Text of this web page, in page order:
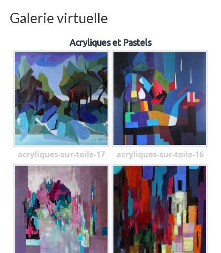
Galerie virtuelle
Acryliques et Pastels
acryliques-sur-toile-17 acryliques-sur-toile-16